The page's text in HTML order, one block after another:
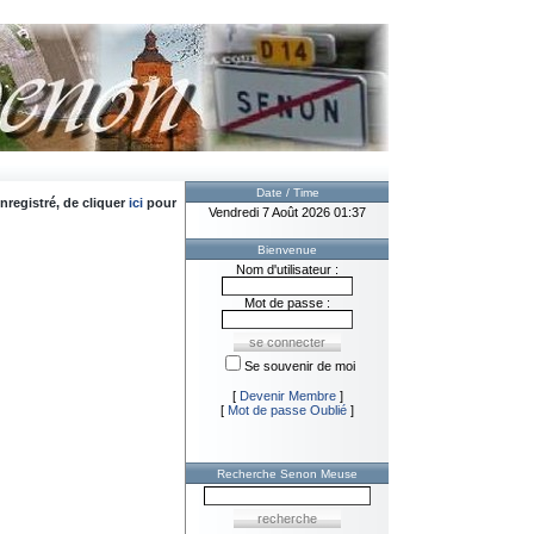
de cliquer ici pour
Date / Time
Vendredi 7 Août 2026 01:37
Bienvenue
Nom d'utilisateur :
Mot de passe :
Se souvenir de moi
[ Devenir Membre]
[ Mot de passe Oublié ]
Recherche Senon Meuse